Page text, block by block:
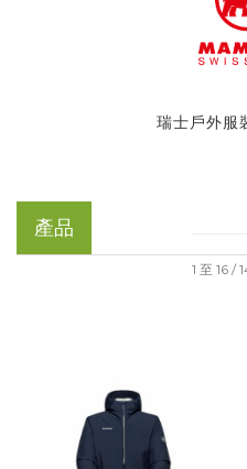
瑞士戶外服
產品
1 至 16 /